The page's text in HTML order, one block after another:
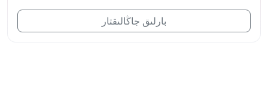
بارلىق جاڭالىقتار